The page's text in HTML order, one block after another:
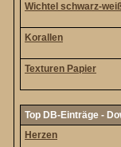
Wichtel schwarz-
Korallen
Texturen Papier
Top DB-Einträge -
Herzen